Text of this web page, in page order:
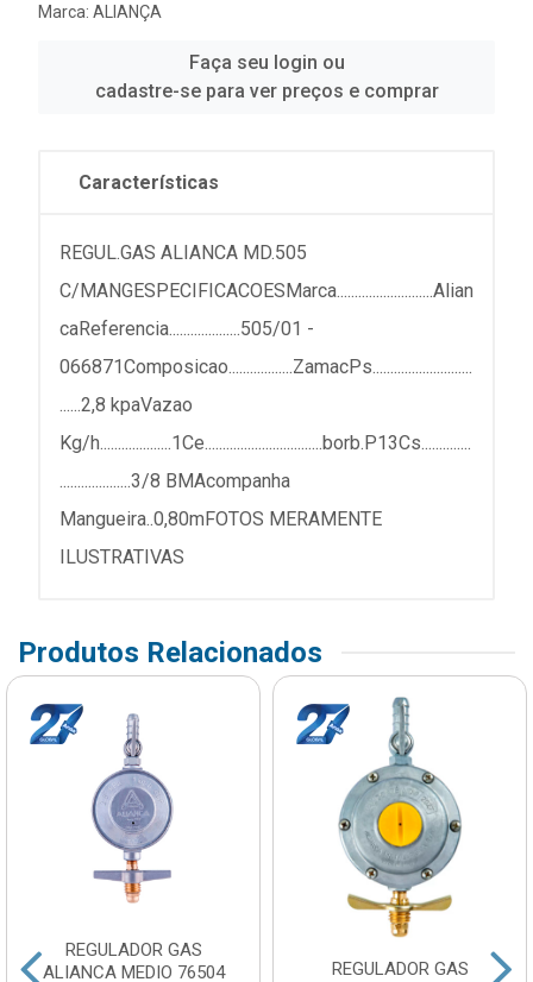
Marca: ALIANÇA
Faça seu login ou
cadastre-se para ver preços e comprar
Características
REGUL.GAS ALIANCA MD.505
C/MANGESPECIFICACOESMarca...........................Alian
caReferencia....................505/01 -
066871Composicao..................ZamacPs............................
......2,8 kpaVazao
Kg/h....................1Ce.................................borb.P13Cs..............
....................3/8 BMAcompanha
Mangueira..0,80mFOTOS MERAMENTE
ILUSTRATIVAS
Produtos Relacionados
REGULADOR GAS
ALIANCA MEDIO 76504
REGULADOR GAS